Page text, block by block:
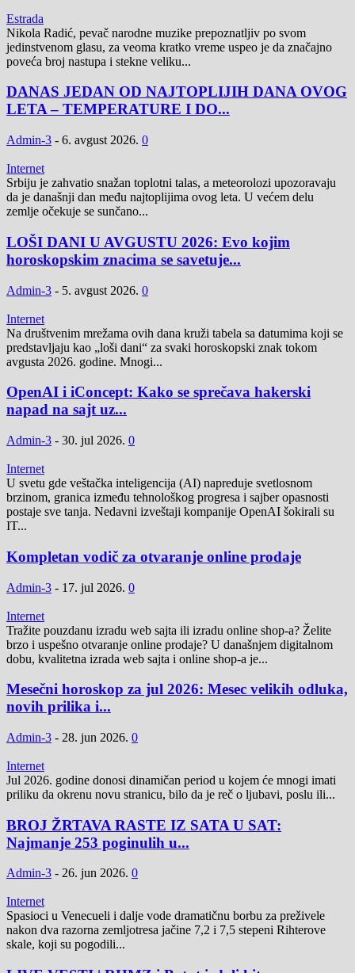
Estrada
Nikola Radić, pevač narodne muzike prepoznatljiv po svom
jedinstvenom glasu, za veoma kratko vreme uspeo je da značajno
poveća broj nastupa i stekne veliku...
DANAS JEDAN OD NAJTOPLIJIH DANA OVOG
LETA – TEMPERATURE I DO...
Admin-3 - 6. avgust 2026. 0
Internet
Srbiju je zahvatio snažan toplotni talas, a meteorolozi upozoravaju
da je današnji dan među najtoplijima ovog leta. U većem delu
zemlje očekuje se sunčano...
LOŠI DANI U AVGUSTU 2026: Evo kojim
horoskopskim znacima se savetuje...
Admin-3 - 5. avgust 2026. 0
Internet
Na društvenim mrežama ovih dana kruži tabela sa datumima koji se
predstavljaju kao „loši dani“ za svaki horoskopski znak tokom
avgusta 2026. godine. Mnogi...
OpenAI i iConcept: Kako se sprečava hakerski
napad na sajt uz...
Admin-3 - 30. jul 2026. 0
Internet
U svetu gde veštačka inteligencija (AI) napreduje svetlosnom
brzinom, granica između tehnološkog progresa i sajber opasnosti
postaje sve tanja. Nedavni izveštaji kompanije OpenAI šokirali su
IT...
Kompletan vodič za otvaranje online prodaje
Admin-3 - 17. jul 2026. 0
Internet
Tražite pouzdanu izradu web sajta ili izradu online shop-a? Želite
brzo i uspešno otvaranje online prodaje? U današnjem digitalnom
dobu, kvalitetna izrada web sajta i online shop-a je...
Mesečni horoskop za jul 2026: Mesec velikih odluka,
novih prilika i...
Admin-3 - 28. jun 2026. 0
Internet
Jul 2026. godine donosi dinamičan period u kojem će mnogi imati
priliku da okrenu novu stranicu, bilo da je reč o ljubavi, poslu ili...
BROJ ŽRTAVA RASTE IZ SATA U SAT:
Najmanje 253 poginulih u...
Admin-3 - 26. jun 2026. 0
Internet
Spasioci u Venecueli i dalje vode dramatičnu borbu za preživele
nakon dva razorna zemljotresa jačine 7,2 i 7,5 stepeni Rihterove
skale, koji su pogodili...